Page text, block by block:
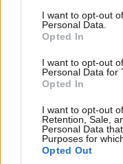
consent section.
I want to opt-out
Personal Data.
Opted In
I want to opt-out
Personal Data for
Opted In
I want to opt-out
Retention, Sale,
Personal Data
Purposes for
Opted Out